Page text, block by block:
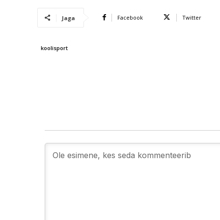
Jaga Facebook Twitter
koolisport